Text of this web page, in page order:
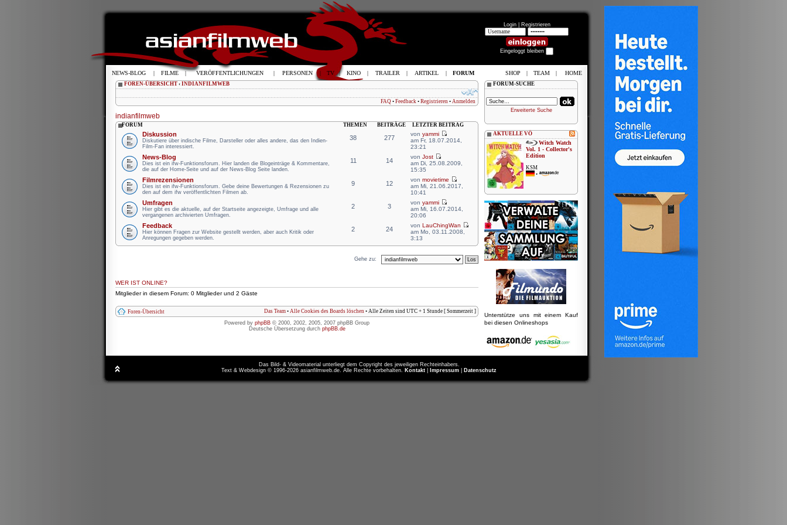
Login | Registrieren
Eingeloggt bleiben
FOREN-ÜBERSICHT ‹ INDIANFILMWEB
FAQ • Feedback • Registrieren • Anmelden
indianfilmweb
FORUM THEMEN BEITRÄGE LETZTER BEITRAG
Diskussion
Diskutiere über indische Filme, Darsteller oder alles andere, das den Indien-
Film-Fan interessiert.
38 277
vonyammi
am Fr, 18.07.2014,
23:21
News-Blog
Dies ist ein ifw-Funktionsforum. Hier landen die Blogeinträge & Kommentare,
die auf der Home-Seite und auf der News-Blog Seite landen.
11 14
vonJost
am Di, 25.08.2009,
15:35
Filmrezensionen
Dies ist ein ifw-Funktionsforum. Gebe deine Bewertungen & Rezensionen zu
den auf dem ifw veröffentlichten Filmen ab.
9 12
vonmovietime
am Mi, 21.06.2017,
10:41
Umfragen
Hier gibt es die aktuelle, auf der Startseite angezeigte, Umfrage und alle
vergangenen archivierten Umfragen.
2 3
vonyammi
am Mi, 16.07.2014,
20:06
Feedback
Hier können Fragen zur Website gestellt werden, aber auch Kritik oder
Anregungen gegeben werden.
2 24
vonLauChingWan
am Mo, 03.11.2008,
3:13
Gehe zu:
WER IST ONLINE?
Mitglieder in diesem Forum: 0 Mitglieder und 2 Gäste
Foren-Übersicht Das Team • Alle Cookies des Boards löschen • Alle Zeiten sind UTC + 1 Stunde [ Sommerzeit ]
Powered by phpBB © 2000, 2002, 2005, 2007 phpBB Group
Deutsche Übersetzung durch phpBB.de
FORUM-SUCHE
Erweiterte Suche
AKTUELLE VÖ
Witch Watch
Vol. 1 - Collector's
Edition
KSM
•
Unterstütze uns mit einem Kauf
bei diesen Onlineshops
Das Bild- & Videomaterial unterliegt dem Copyright des jeweiligen Rechteinhabers.
Text & Webdesign © 1996-2026 asianfilmweb.de. Alle Rechte vorbehalten. Kontakt Impressum Datenschutz
NEWS-BLOG | FILME | VERÖFFENTLICHUNGEN | PERSONEN | TV | KINO | TRAILER | ARTIKEL | FORUM SHOP | TEAM | HOME